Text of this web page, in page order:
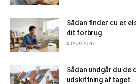
Sådan finder du et
dit forbrug
03/08/2026
Sådan undgår du de
udskiftning af taget